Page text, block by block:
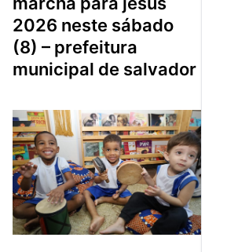
2026 neste sábado
(8) – prefeitura
municipal de salvador